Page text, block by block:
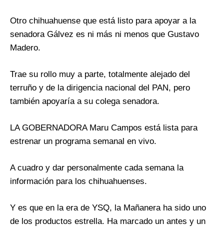
Otro chihuahuense que está listo para apoyar a la
senadora Gálvez es ni más ni menos que Gustavo
Madero.
Trae su rollo muy a parte, totalmente alejado del
terruño y de la dirigencia nacional del PAN, pero
también apoyaría a su colega senadora.
LA GOBERNADORA Maru Campos está lista para
estrenar un programa semanal en vivo.
A cuadro y dar personalmente cada semana la
información para los chihuahuenses.
Y es que en la era de YSQ, la Mañanera ha sido uno
de los productos estrella. Ha marcado un antes y un